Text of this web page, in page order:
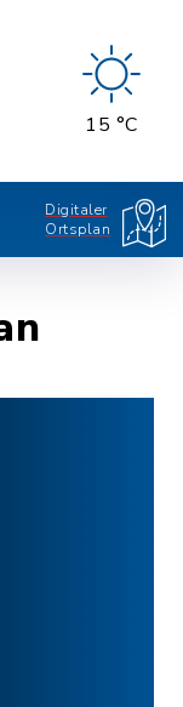
15 °C
Digitaler
Ortsplan